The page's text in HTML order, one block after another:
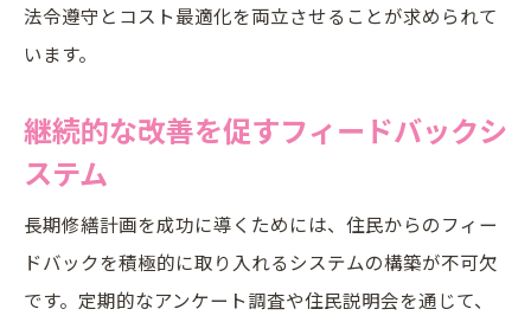
法令遵守とコスト最適化を両立させることが求められて
います。
継続的な改善を促すフィードバックシ
ステム
長期修繕計画を成功に導くためには、住民からのフィー
ドバックを積極的に取り入れるシステムの構築が不可欠
です。定期的なアンケート調査や住民説明会を通じて、